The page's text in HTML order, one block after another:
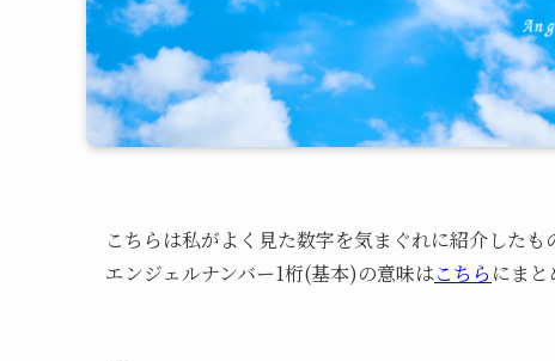
こちらは私がよく見た数字を気まぐれに紹介したも
エンジェルナンバー1桁(基本)の意味はこちら にま